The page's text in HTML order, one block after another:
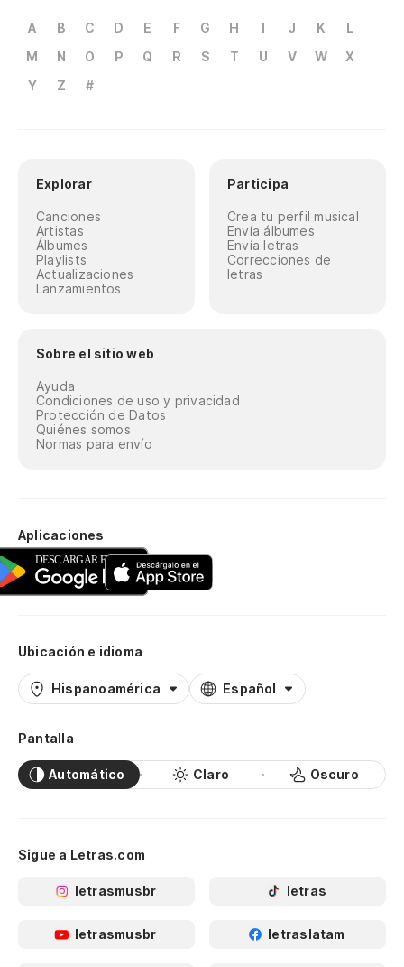
A B C D E F G H I J K
L
M
N O P Q R S T U V W
X
Y
Z #
Explorar
Canciones
Artistas
Álbumes
Playlists
Actualizaciones
Lanzamientos
Participa
Crea tu perfil musical
Envía álbumes
Envía letras
Correcciones de
letras
Sobre el sitio web
Ayuda
Condiciones de uso y privacidad
Protección de Datos
Quiénes somos
Normas para envío
Aplicaciones
Ubicación e idioma
Hispanoamérica Español
Pantalla
Automático Claro Oscuro
Sigue a Letras.com
letrasmusbr letras
letrasmusbr letraslatam